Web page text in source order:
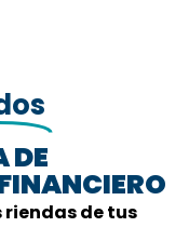
DE
de tus